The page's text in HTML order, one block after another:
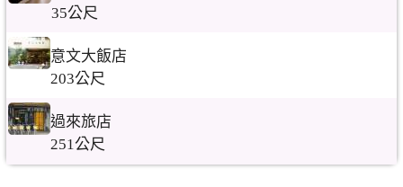
35公尺
意文大飯店
203公尺
過來旅店
251公尺